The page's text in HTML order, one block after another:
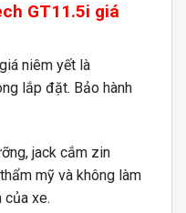
GT11.5i giá
niêm yết là
lắp đặt. Bảo hành
jack cắm zin
mỹ và không làm
của xe.